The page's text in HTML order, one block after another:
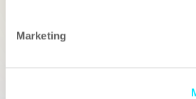
Marketing